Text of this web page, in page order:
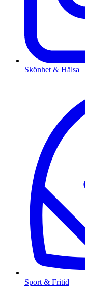
Skönhet & Hälsa
Sport & Fritid